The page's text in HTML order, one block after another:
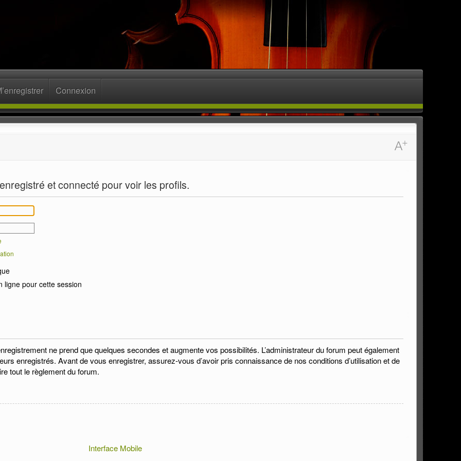
Connexion
et connecté pour voir les profils.
ligne pour cette session
ne prend que quelques secondes et augmente vos possibilités. L’administrateur du forum peut également
enregistrés. Avant de vous enregistrer, assurez-vous d’avoir pris connaissance de nos conditions d’utilisation et de
tout le règlement du forum.
Interface Mobile